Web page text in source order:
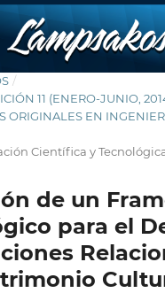
/
11 (ENERO-JUNIO,
ORIGINALES EN
Científica y
de un
para el